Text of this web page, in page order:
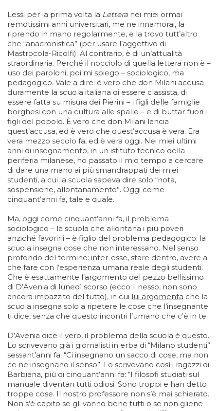
Lessi per la prima volta la Lettera nei miei ormai
remotissimi anni universitari, me ne innamorai, la
riprendo in mano regolarmente, e la trovo tutt’altro
che “anacronistica” (per usare l’aggettivo di
Mastrocola-Ricolfi). Al contrario, è di un’attualità
straordinaria. Perché il nocciolo di quella lettera non è –
uso dei paroloni, poi mi spiego – sociologico, ma
pedagogico. Vale a dire: è vero che don Milani accusa
duramente la scuola italiana di essere classista, di
essere fatta su misura dei Pierini – i figli delle famiglie
borghesi con una cultura alle spalle – e di buttar fuori i
figli del popolo. È vero che don Milani lancia
quest’accusa, ed è vero che quest’accusa è vera. Era
vera mezzo secolo fa, ed è vera oggi. Nei miei ultimi
anni di insegnamento, in un istituto tecnico della
periferia milanese, ho passato il mio tempo a cercare
di dare una mano ai più smandrappati dei miei
studenti, a cui la scuola sapeva dire solo “nota,
sospensione, allontanamento”. Oggi come
cinquant’anni fa, tale e quale.
Ma, oggi come cinquant’anni fa, il problema
sociologico – la scuola che allontana i più poveri
anziché favorirli – è figlio del problema pedagogico: la
scuola insegna cose che non interessano. Nel senso
profondo del termine: inter-esse, stare dentro, avere a
che fare con l’esperienza umana reale degli studenti.
Che è esattamente l’argomento del pezzo bellissimo
di D’Avenia di lunedì scorso (ecco il nesso, non sono
ancora impazzito del tutto), in cui lui argomenta che la
scuola insegna solo a ripetere le cose che l’insegnante
ti dice, senza che questo incontri l’umano che c’è in te.
D’Avenia dice il vero, il problema della scuola è questo.
Lo scrivevano già i giornalisti in erba di “Milano studenti”
sessant’anni fa: “Ci insegnano un sacco di cose, ma non
ce ne insegnano il senso”. Lo scrivevano così i ragazzi di
Barbiana, più di cinquant’anni fa: “I filosofi studiati sul
manuale diventan tutti odiosi. Sono troppi e han detto
troppe cose. Il nostro professore non s’è mai schierato.
Non s’è capito se gli vanno bene tutti o se non gliene